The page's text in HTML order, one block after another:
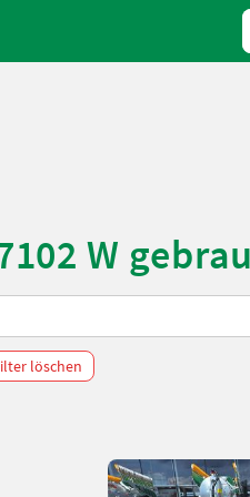
W
löschen